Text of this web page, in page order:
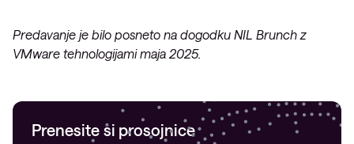
Predavanje je bilo posneto na dogodku NIL Brunch z
VMware tehnologijami maja 2025.
Prenesite si prosojnice